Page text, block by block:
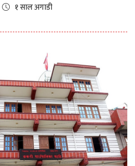
१ साल अगाडी